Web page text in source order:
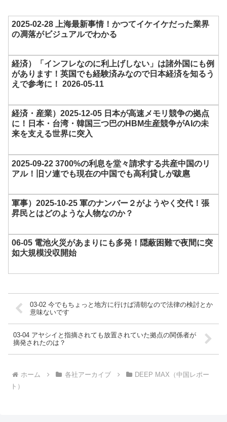
2025-02-28 上海最新事情！かつてイケイケだった業界
の凋落がビジュアルでわかる
経済）「インフレなのに利上げしない」は諸外国にも例
があります！英国でも経験済みなので日本経済を知るう
えで参考に！ 2026-05-11
経済・産業）2025-12-05 日本が高速メモリ競争の拠点
に！日本・台湾・韓国三つ巴のHBM生産競争がAIの未
来を支える世界に突入
2025-09-22 3700%の利息を堂々請求する共産中国のリ
アル！旧ソ連でも現在の中国でも高利貸しが跋扈
軍事）2025-10-25 軍のナンバー２がようやく交代！張
昇民とはどのような人物なのか？
06-05 電池火災があまりにも多発！隠蔽困難で夜間に突
如大規模没収開始
03-02 今でもちょっと地方に行けば清朝なので法律の検討とか
意味ないです
03-04 アヤシイと指摘されても放置されていた拠点の関係者が
摘発されたのは？
ホーム 各社アーカイブ
DEEP MAX（中国レポー
ト）